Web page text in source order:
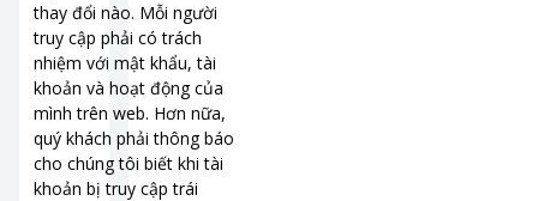
thay đổi nào. Mỗi người
truy cập phải có trách
nhiệm với mật khẩu, tài
khoản và hoạt động của
mình trên web. Hơn nữa,
quý khách phải thông báo
cho chúng tôi biết khi tài
khoản bị truy cập trái